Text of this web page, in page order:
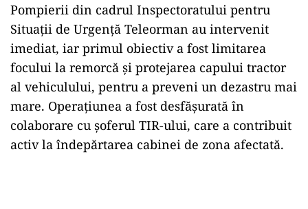
Pompierii din cadrul Inspectoratului pentru
Situații de Urgență Teleorman au intervenit
imediat, iar primul obiectiv a fost limitarea
focului la remorcă și protejarea capului tractor
al vehiculului, pentru a preveni un dezastru mai
mare. Operațiunea a fost desfășurată în
colaborare cu șoferul TIR-ului, care a contribuit
activ la îndepărtarea cabinei de zona afectată.